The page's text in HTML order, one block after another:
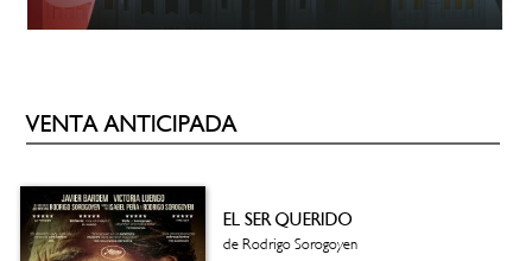
VENTA ANTICIPADA
EL SER QUERIDO
de Rodrigo Sorogoyen